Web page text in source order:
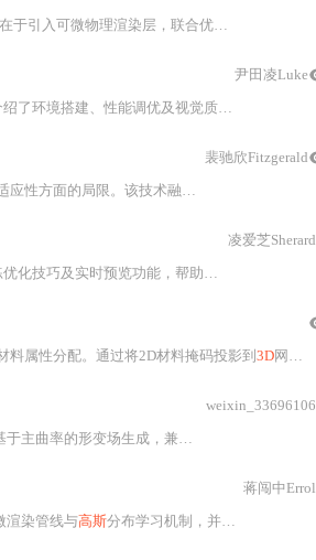
于引入可微物理渲染层，联合优化
升方法，并分析其适用场景与技术局限性，为
尹田凌Luke
化、工业检测和自动驾驶等领域，并支持高效训练与多GPU加速。
裴驰欣Fitzgerald
及实时预览功能，帮助用户快速构建高质量、逼真的
凌爱芝Sherard
料属性分配。通过将2D材料掩码投影到 3D网格表面，支持精确的传感器模拟，在无激光雷达情况下达到与激光雷达-相机融合相当的反射率仿真精度，适用于ADAS开发。
，兼顾几何保真与风格表达。关键技术包括
weixin_33696106
渲染管线与高斯分布学习机制，并介绍在文化遗产数字化、工业检测和自动驾驶等领域的落地案例，帮助读者掌握这一高性能
蒋闯中Errol